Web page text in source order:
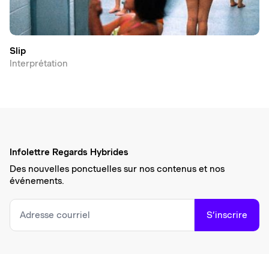
Slip
Interprétation
Infolettre Regards Hybrides
Des nouvelles ponctuelles sur nos contenus et nos
événements.
S’inscrire